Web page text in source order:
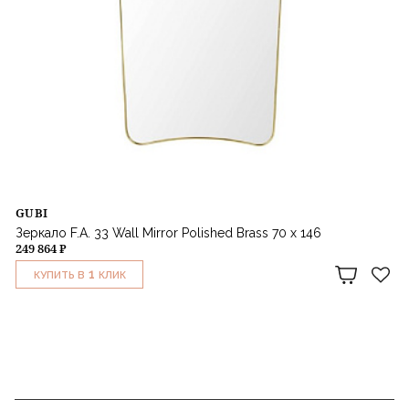
GUBI
Зеркало F.A. 33 Wall Mirror Polished Brass 70 x 146
249 864 ₽
КУПИТЬ В 1 КЛИК